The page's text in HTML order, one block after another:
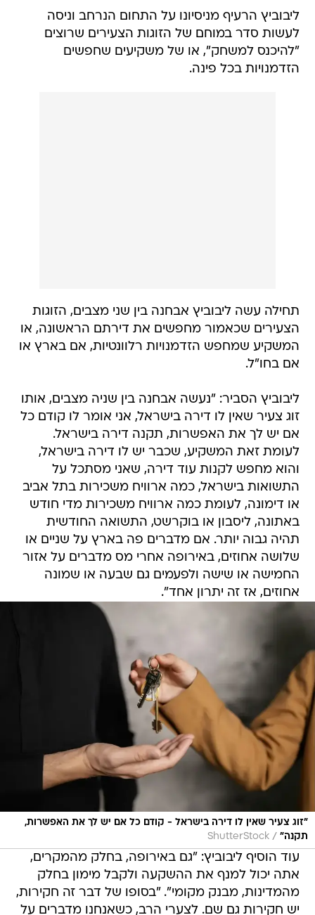
ליבוביץ הרעיף מניסיונו על התחום הנרחב וניסה
לעשות סדר במוחם של הזוגות הצעירים שרוצים
"להיכנס למשחק", או של משקיעים שחפשים
הזדמנויות בכל פינה.
תחילה עשה ליבוביץ אבחנה בין שני מצבים, הזוגות
הצעירים שכאמור מחפשים את דירתם הראשונה, או
המשקיע שמחפש הזדמנויות רלוונטיות, אם בארץ או
אם בחו"ל.
ליבוביץ הסביר: "נעשה אבחנה בין שניה מצבים, אותו
זוג צעיר שאין לו דירה בישראל, אני אומר לו קודם כל
אם יש לך את האפשרות, תקנה דירה בישראל.
לעומת זאת המשקיע, שכבר יש לו דירה בישראל,
והוא מחפש לקנות עוד דירה, שאני מסתכל על
התשואות בישראל, כמה ארוויח משכירות בתל אביב
או דימונה, לעומת כמה ארוויח משכירות מדי חודש
באתונה, ליסבון או בוקרשט, התשואה החודשית
תהיה גבוה יותר. אם מדברים פה בארץ על שניים או
שלושה אחוזים, באירופה אחרי מס מדברים על אזור
החמישה או שישה ולפעמים גם שבעה או שמונה
אחוזים, אז זה יתרון אחד".
"זוג צעיר שאין לו דירה בישראל - קודם כל אם יש לך את האפשרות,
תקנה" /
ShutterStock
עוד הוסיף ליבוביץ: "גם באירופה, בחלק מהמקרים,
אתה יכול למנף את ההשקעה ולקבל מימון בחלק
מהמדינות, מבנק מקומי". "בסופו של דבר זה חקירות,
יש חקירות גם שם. לצערי הרב, כשאנחנו מדברים על